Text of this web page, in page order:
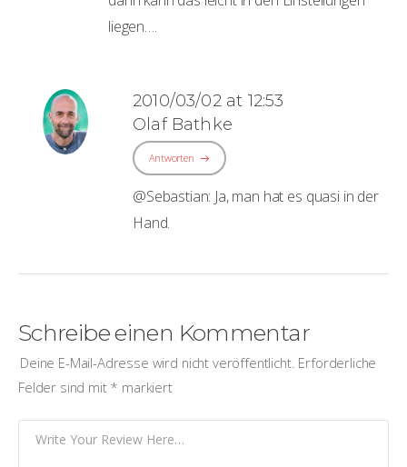
liegen….
2010/03/02 at 12:53
Olaf Bathke
Antworten
@Sebastian: Ja, man hat es quasi in der
Hand.
Schreibe einen Kommentar
Deine E-Mail-Adresse wird nicht veröffentlicht. Erforderliche
Felder sind mit * markiert